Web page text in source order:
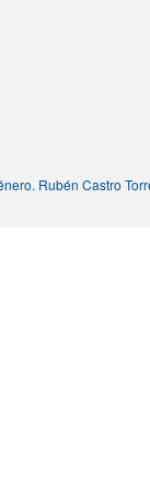
Rubén Castro